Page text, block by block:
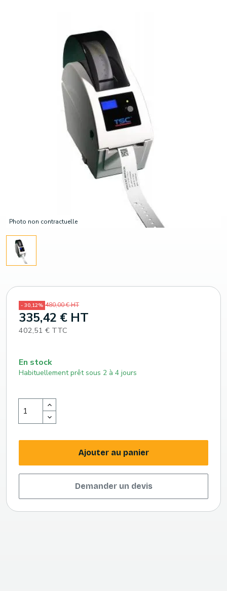
Photo non contractuelle
- 30,12% 480,00 € HT
335,42 € HT
402,51 € TTC
En stock
Habituellement prêt sous 2 à 4 jours
Ajouter au panier
Demander un devis